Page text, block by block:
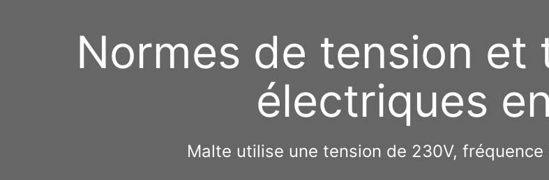
Normes de tension et
électriques
Malte utilise une tension de 230V,